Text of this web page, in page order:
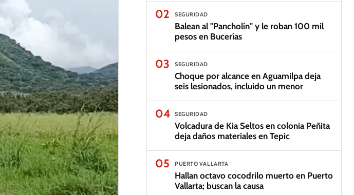
02 SEGURIDAD
Balean al "Pancholín" y le roban 100 mil
pesos en Bucerías
03 SEGURIDAD
Choque por alcance en Aguamilpa deja
seis lesionados, incluido un menor
04 SEGURIDAD
Volcadura de Kia Seltos en colonia Peñita
deja daños materiales en Tepic
05 PUERTO VALLARTA
Hallan octavo cocodrilo muerto en Puerto
Vallarta; buscan la causa